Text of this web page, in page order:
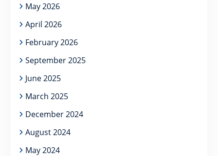
May 2026
April 2026
February 2026
September 2025
June 2025
March 2025
December 2024
August 2024
May 2024